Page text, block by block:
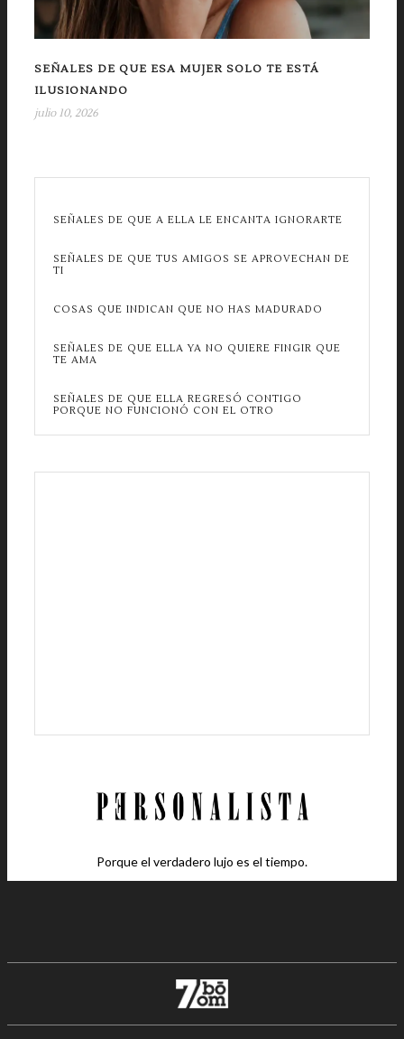
SEÑALES DE QUE ESA MUJER SOLO TE ESTÁ
ILUSIONANDO
julio 10, 2026
SEÑALES DE QUE A ELLA LE ENCANTA IGNORARTE
SEÑALES DE QUE TUS AMIGOS SE APROVECHAN DE
TI
COSAS QUE INDICAN QUE NO HAS MADURADO
SEÑALES DE QUE ELLA YA NO QUIERE FINGIR QUE
TE AMA
SEÑALES DE QUE ELLA REGRESÓ CONTIGO
PORQUE NO FUNCIONÓ CON EL OTRO
Porque el verdadero lujo es el tiempo.